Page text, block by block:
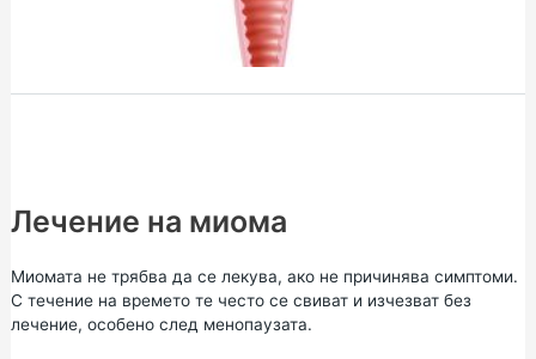
Лечение на миома
Миомата не трябва да се лекува, ако не причинява симптоми.
С течение на времето те често се свиват и изчезват без
лечение, особено след менопаузата.